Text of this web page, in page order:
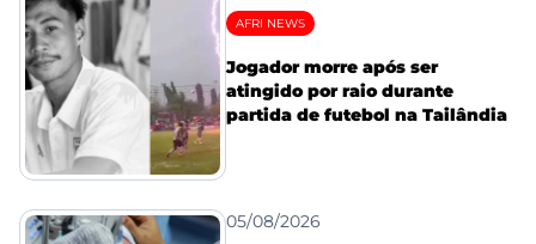
AFRI NEWS
Jogador morre após ser
atingido por raio durante
partida de futebol na Tailândia
05/08/2026